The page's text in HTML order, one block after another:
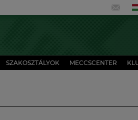
SZAKOSZTÁLYOK MECCSCENTER